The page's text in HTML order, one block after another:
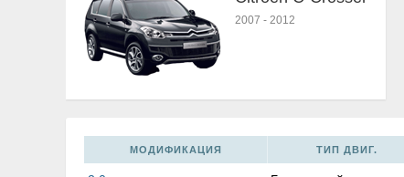
2007 - 2012
МОДИФИКАЦИЯ ТИП ДВИГ.